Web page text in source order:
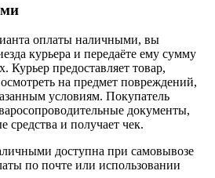
оплаты наличными, вы
курьера и передаёте ему сумму
Курьер предоставляет товар,
на предмет повреждений,
условиям. Покупатель
документы,
средства и получает чек.
доступна при самовывозе
по почте или использовании